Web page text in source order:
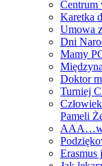
Centrum
Karetka
Umowa
Dni
Mamy
Doktor
Turniej
Pameli
Erasmus